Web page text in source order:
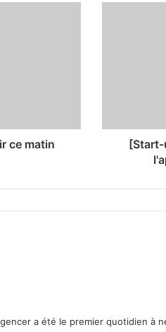
ce matin
a été le premier quotidien à